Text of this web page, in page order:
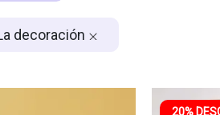
decoración
20%